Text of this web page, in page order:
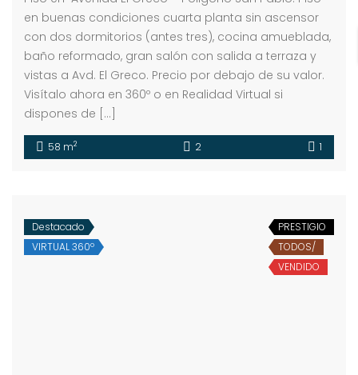
en buenas condiciones cuarta planta sin ascensor
con dos dormitorios (antes tres), cocina amueblada,
baño reformado, gran salón con salida a terraza y
vistas a Avd. El Greco. Precio por debajo de su valor.
Visítalo ahora en 360º o en Realidad Virtual si
dispones de […]
58 m2 2 1
Destacado
VIRTUAL 360º
PRESTIGIO
TODOS/
VENDIDO